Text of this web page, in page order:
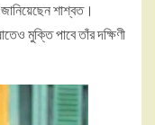
শাশ্বত।
মুক্তি পাবে তাঁর দক্ষিণী